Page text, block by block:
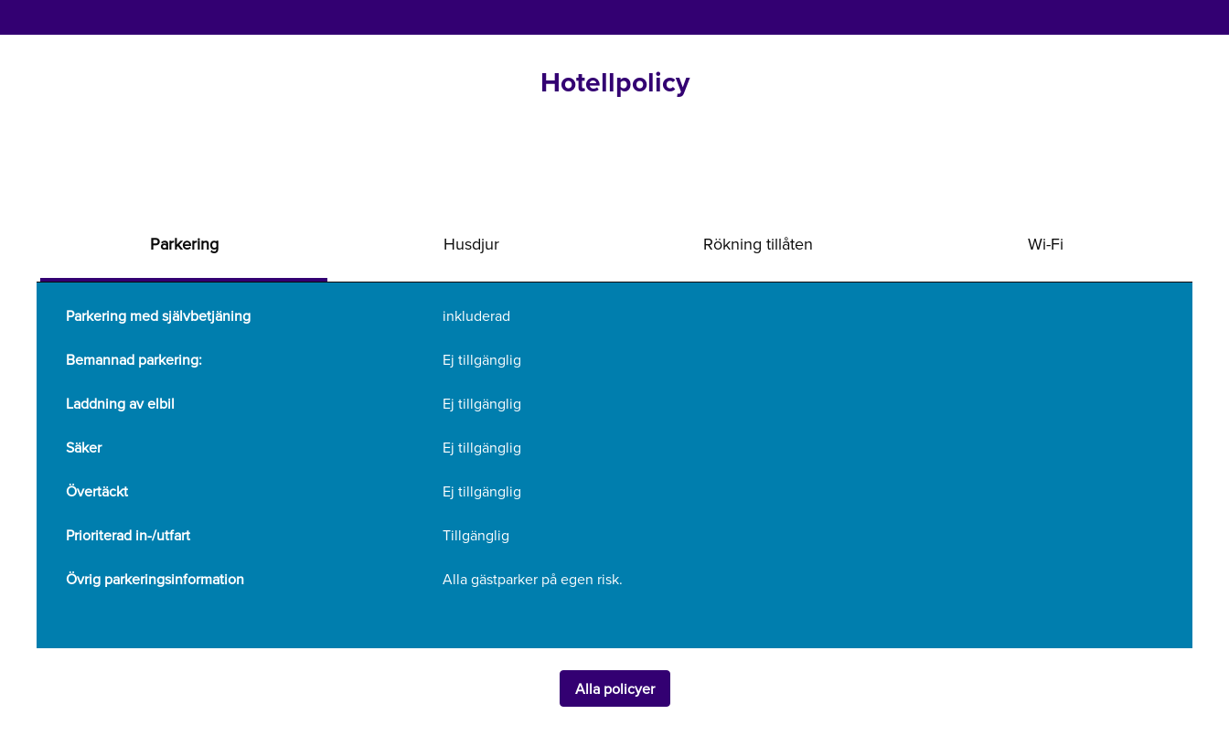
Hotellpolicy
Parkering Husdjur Rökning tillåten Wi-Fi
Parkering med självbetjäning inkluderad
Bemannad parkering: Ej tillgänglig
Laddning av elbil Ej tillgänglig
Säker Ej tillgänglig
Övertäckt Ej tillgänglig
Prioriterad in-/utfart Tillgänglig
Övrig parkeringsinformation Alla gästparker på egen risk.
Alla policyer